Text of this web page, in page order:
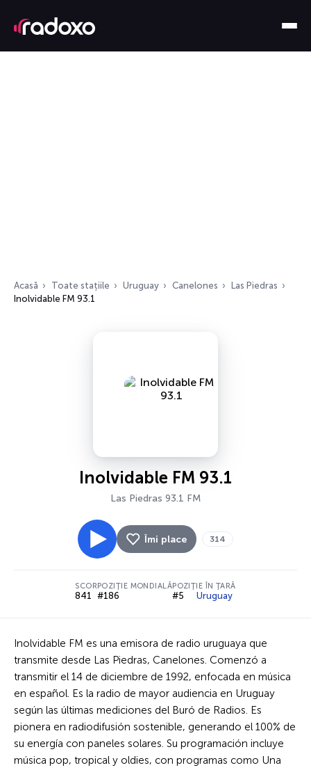
Acasă Toate stațiile Uruguay Canelones
Las Piedras
Inolvidable FM 93.1
Inolvidable FM 93.1
Las Piedras 93.1 FM
Îmi place 314
SCOR
841
POZIȚIE MONDIALĂ
#186
POZIȚIE ÎN ȚARĂ
#5 Uruguay
Inolvidable FM es una emisora de radio uruguaya que
transmite desde Las Piedras, Canelones. Comenzó a
transmitir el 14 de diciembre de 1992, enfocada en música
en español. Es la radio de mayor audiencia en Uruguay
según las últimas mediciones del Buró de Radios. Es
pionera en radiodifusión sostenible, generando el 100% de
su energía con paneles solares. Su programación incluye
música pop, tropical y oldies, con programas como Una